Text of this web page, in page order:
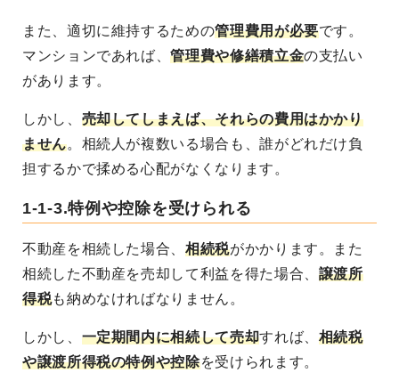
また、適切に維持するための管理費用が必要です。
マンションであれば、管理費や修繕積立金の支払い
があります。
しかし、 売却してしまえば、それらの費用はかかり
ません。相続人が複数いる場合も、誰がどれだけ負
担するかで揉める心配がなくなります。
1-1-3.特例や控除を受けられる
不動産を相続した場合、相続税がかかります。また
相続した不動産を売却して利益を得た場合、 譲渡所
得税も納めなければなりません。
しかし、 一定期間内に相続して売却すれば、 相続税
や譲渡所得税の特例や控除を受けられます。